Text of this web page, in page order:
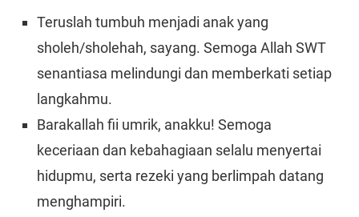
Teruslah tumbuh menjadi anak yang
sholeh/sholehah, sayang. Semoga Allah SWT
senantiasa melindungi dan memberkati setiap
langkahmu.
Barakallah fii umrik, anakku! Semoga
keceriaan dan kebahagiaan selalu menyertai
hidupmu, serta rezeki yang berlimpah datang
menghampiri.